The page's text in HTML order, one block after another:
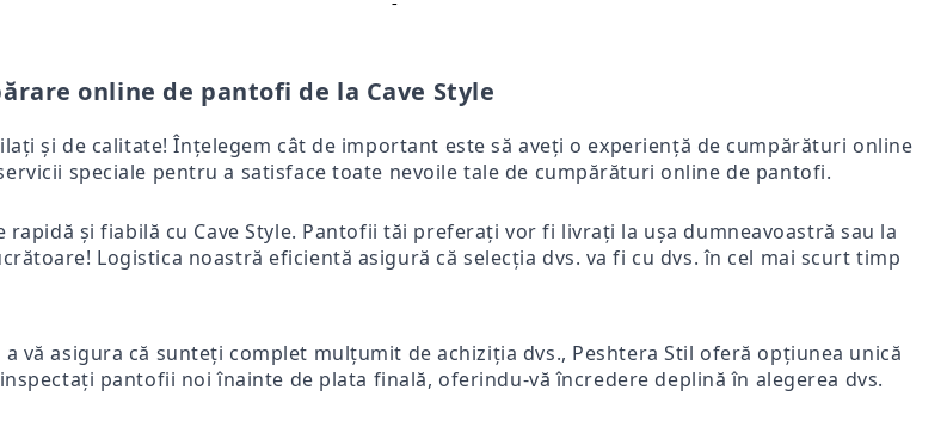
online de pantofi de la Cave Style
și de calitate! Înțelegem cât de important este să aveți o experiență de cumpărături online
speciale pentru a satisface toate nevoile tale de cumpărături online de pantofi.
rapidă și fiabilă cu Cave Style. Pantofii tăi preferați vor fi livrați la ușa dumneavoastră sau la
Logistica noastră eficientă asigură că selecția dvs. va fi cu dvs. în cel mai scurt timp
a vă asigura că sunteți complet mulțumit de achiziția dvs., Peshtera Stil oferă opțiunea unică
pantofii noi înainte de plata finală, oferindu-vă încredere deplină în alegerea dvs.